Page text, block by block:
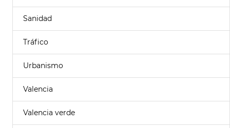
Sanidad
Tráfico
Urbanismo
Valencia
Valencia verde